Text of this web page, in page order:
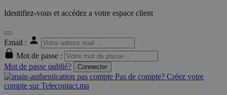
Identifiez-vous et accédez a votre espace client
Email :
Mot de passe :
Mot de passe oublié?
Connecter
Pas de compte? Créez votre
compte sur Telecontact.ma